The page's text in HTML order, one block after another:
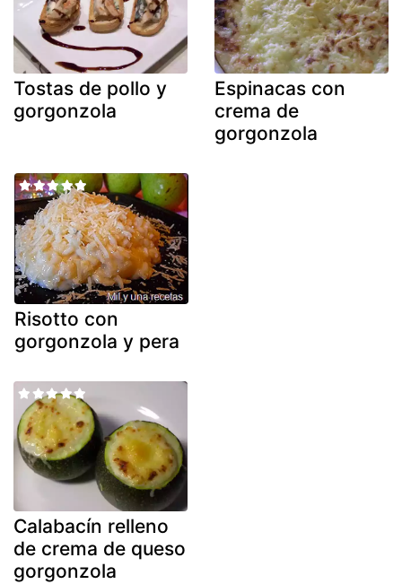
Tostas de pollo y
gorgonzola
Espinacas con
crema de
gorgonzola
Risotto con
gorgonzola y pera
Calabacín relleno
de crema de queso
gorgonzola